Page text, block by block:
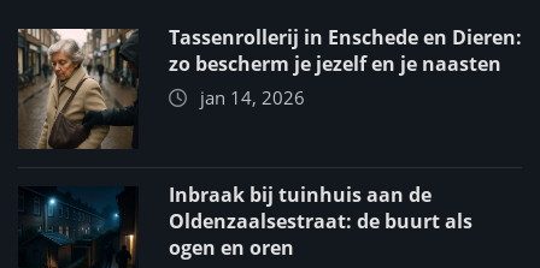
Tassenrollerij in Enschede en Dieren:
zo bescherm je jezelf en je naasten
jan 14, 2026
Inbraak bij tuinhuis aan de
Oldenzaalsestraat: de buurt als
ogen en oren